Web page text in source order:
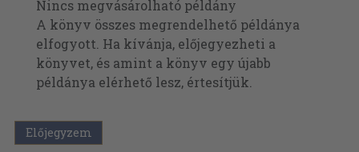
Nincs megvásárolható példány
A könyv összes megrendelhető példánya
elfogyott. Ha kívánja, előjegyezheti a
könyvet, és amint a könyv egy újabb
példánya elérhető lesz, értesítjük.
Előjegyzem